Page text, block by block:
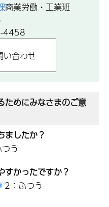
商業労働・工業班
4458
ためにみなさまのご意
ましたか？
う
すかったですか？
2：ふつう